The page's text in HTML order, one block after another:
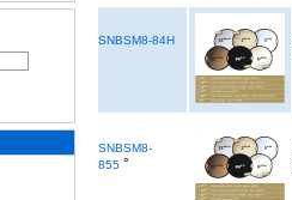
SNBSM8-84H
SNBSM8-
855 °